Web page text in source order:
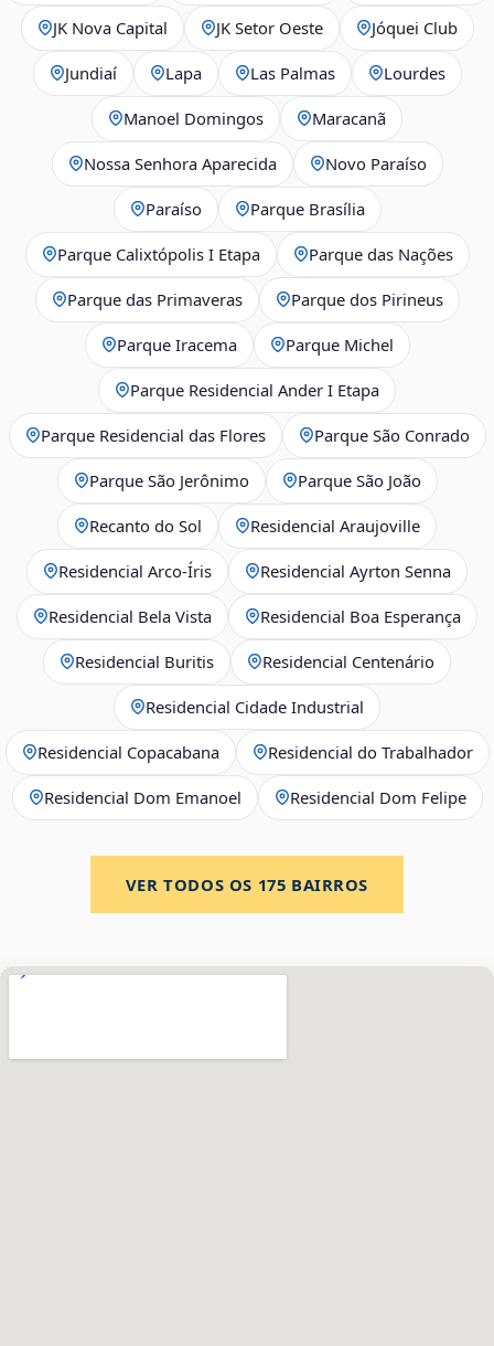
JK Nova Capital JK Setor Oeste Jóquei Club
Jundiaí Lapa Las Palmas Lourdes
Manoel Domingos Maracanã
Nossa Senhora Aparecida Novo Paraíso
Paraíso Parque Brasília
Parque Calixtópolis I Etapa Parque das Nações
Parque das Primaveras Parque dos Pirineus
Parque Iracema Parque Michel
Parque Residencial Ander I Etapa
Parque Residencial das Flores Parque São Conrado
Parque São Jerônimo Parque São João
Recanto do Sol Residencial Araujoville
Residencial Arco‑Íris Residencial Ayrton Senna
Residencial Bela Vista Residencial Boa Esperança
Residencial Buritis Residencial Centenário
Residencial Cidade Industrial
Residencial Copacabana Residencial do Trabalhador
Residencial Dom Emanoel Residencial Dom Felipe
VER TODOS OS 175 BAIRROS